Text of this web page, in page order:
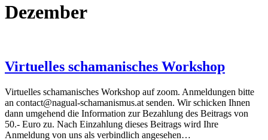
Dezember
Virtuelles schamanisches Workshop
Virtuelles schamanisches Workshop auf zoom. Anmeldungen bitte
an contact@nagual-schamanismus.at senden. Wir schicken Ihnen
dann umgehend die Information zur Bezahlung des Beitrags von
50.- Euro zu. Nach Einzahlung dieses Beitrags wird Ihre
Anmeldung von uns als verbindlich angesehen…